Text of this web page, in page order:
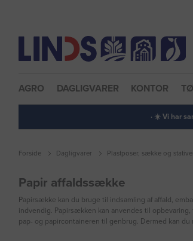
AGRO DAGLIGVARER KONTOR
· ☀️ Vi har
Forside Dagligvarer Plastposer, sække og
Papir affaldssække
Papirsække kan du bruge til indsamling af affald,
indvendig. Papirsækken kan anvendes til
pap- og papircontaineren til genbrug. Dermed kan